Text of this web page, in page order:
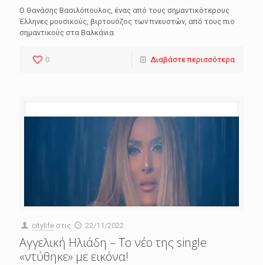
Ο Θανάσης Βασιλόπουλος, ένας από τους σημαντικότερους
Έλληνες μουσικούς, βιρτουόζος των πνευστών, από τους πιο
σημαντικούς στα Βαλκάνια
0 Διαβάστε περισσότερα
citylife στις 22/11/2022
Αγγελική Ηλιάδη – Το νέο της single
«ντύθηκε» με εικόνα!